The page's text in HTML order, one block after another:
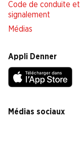
Code de conduite et
signalement
Médias
Appli Denner
Médias sociaux